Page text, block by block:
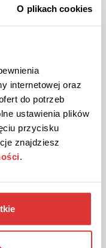
O plikach cookies
internetowej oraz
do potrzeb
ustawienia plików
przycisku
znajdziesz
24Bottles!
kostenlos geliefert